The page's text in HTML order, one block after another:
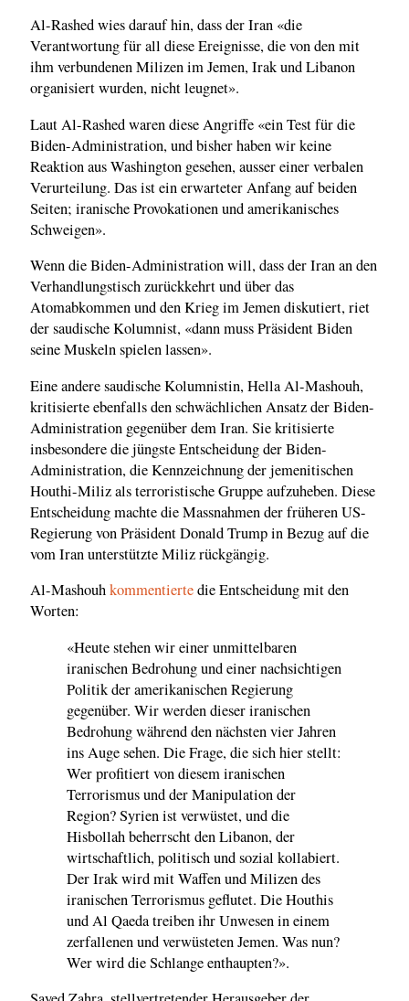
Al-Rashed wies darauf hin, dass der Iran «die
Verantwortung für all diese Ereignisse, die von den mit
ihm verbundenen Milizen im Jemen, Irak und Libanon
organisiert wurden, nicht leugnet».
Laut Al-Rashed waren diese Angriffe «ein Test für die
Biden-Administration, und bisher haben wir keine
Reaktion aus Washington gesehen, ausser einer verbalen
Verurteilung. Das ist ein erwarteter Anfang auf beiden
Seiten; iranische Provokationen und amerikanisches
Schweigen».
Wenn die Biden-Administration will, dass der Iran an den
Verhandlungstisch zurückkehrt und über das
Atomabkommen und den Krieg im Jemen diskutiert, riet
der saudische Kolumnist, «dann muss Präsident Biden
seine Muskeln spielen lassen».
Eine andere saudische Kolumnistin, Hella Al-Mashouh,
kritisierte ebenfalls den schwächlichen Ansatz der Biden-
Administration gegenüber dem Iran. Sie kritisierte
insbesondere die jüngste Entscheidung der Biden-
Administration, die Kennzeichnung der jemenitischen
Houthi-Miliz als terroristische Gruppe aufzuheben. Diese
Entscheidung machte die Massnahmen der früheren US-
Regierung von Präsident Donald Trump in Bezug auf die
vom Iran unterstützte Miliz rückgängig.
Al-Mashouhkommentiertedie Entscheidung mit den
Worten:
«Heute stehen wir einer unmittelbaren
iranischen Bedrohung und einer nachsichtigen
Politik der amerikanischen Regierung
gegenüber. Wir werden dieser iranischen
Bedrohung während den nächsten vier Jahren
ins Auge sehen. Die Frage, die sich hier stellt:
Wer profitiert von diesem iranischen
Terrorismus und der Manipulation der
Region? Syrien ist verwüstet, und die
Hisbollah beherrscht den Libanon, der
wirtschaftlich, politisch und sozial kollabiert.
Der Irak wird mit Waffen und Milizen des
iranischen Terrorismus geflutet. Die Houthis
und Al Qaeda treiben ihr Unwesen in einem
zerfallenen und verwüsteten Jemen. Was nun?
Wer wird die Schlange enthaupten?».